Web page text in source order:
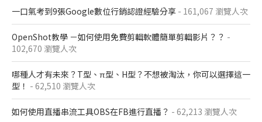
一口氣考到9張Google數位行銷認證經驗分享 - 161,067 瀏覽人次
OpenShot教學 －如何使用免費剪輯軟體簡單剪輯影片？？ -
102,670 瀏覽人次
哪種人才有未來？T型、π型、H型？不想被淘汰，你可以選擇這一
型！ - 62,510 瀏覽人次
如何使用直播串流工具OBS在FB進行直播？ - 62,213 瀏覽人次